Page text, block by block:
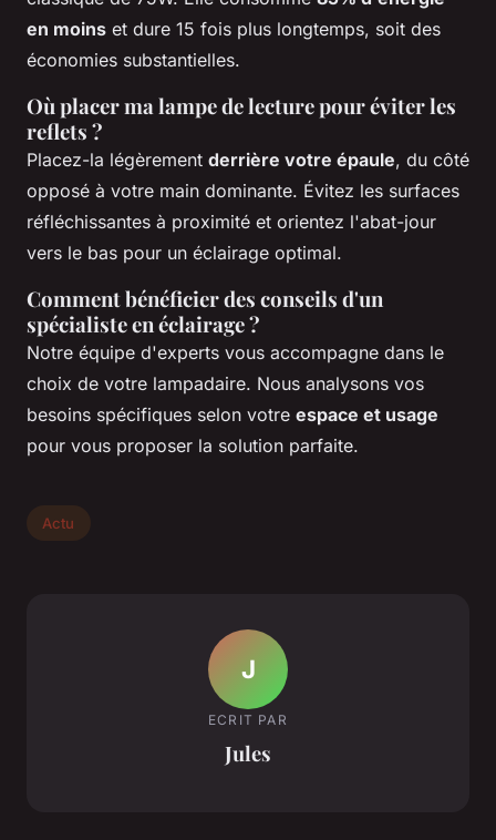
en moins et dure 15 fois plus longtemps, soit des
économies substantielles.
Où placer ma lampe de lecture pour éviter les
reflets ?
Placez-la légèrement derrière votre épaule, du côté
opposé à votre main dominante. Évitez les surfaces
réfléchissantes à proximité et orientez l'abat-jour
vers le bas pour un éclairage optimal.
Comment bénéficier des conseils d'un
spécialiste en éclairage ?
Notre équipe d'experts vous accompagne dans le
choix de votre lampadaire. Nous analysons vos
besoins spécifiques selon votre espace et usage
pour vous proposer la solution parfaite.
Actu
J
ECRIT PAR
Jules